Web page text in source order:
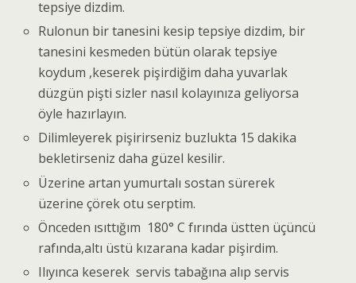
tepsiye dizdim.
Rulonun bir tanesini kesip tepsiye dizdim, bir
tanesini kesmeden bütün olarak tepsiye
koydum ,keserek pişirdiğim daha yuvarlak
düzgün pişti sizler nasıl kolayınıza geliyorsa
öyle hazırlayın.
Dilimleyerek pişirirseniz buzlukta 15 dakika
bekletirseniz daha güzel kesilir.
Üzerine artan yumurtalı sostan sürerek
üzerine çörek otu serptim.
Önceden ısıttığım 180° C fırında üstten üçüncü
rafında,altı üstü kızarana kadar pişirdim.
Ilıyınca keserek servis tabağına alıp servis